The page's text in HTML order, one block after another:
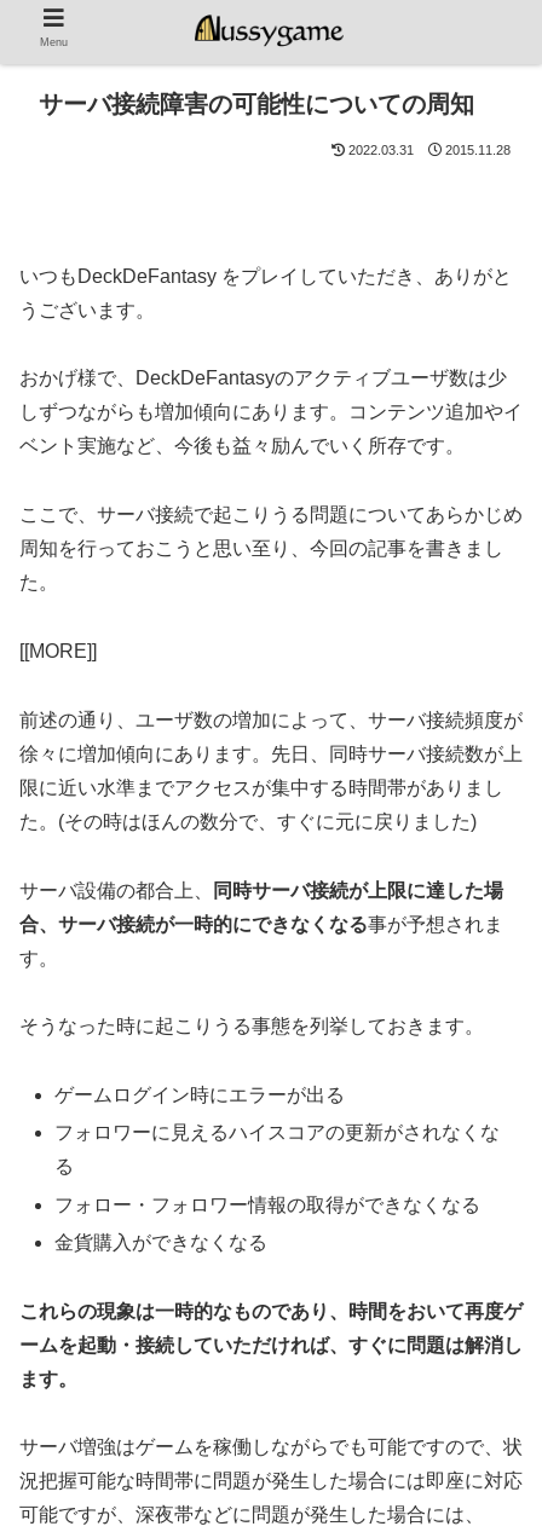
サーバ接続障害の可能性についての周知
2022.03.31 2015.11.28
いつもDeckDeFantasy をプレイしていただき、ありがと
うございます。
おかげ様で、DeckDeFantasyのアクティブユーザ数は少
しずつながらも増加傾向にあります。コンテンツ追加やイ
ベント実施など、今後も益々励んでいく所存です。
ここで、サーバ接続で起こりうる問題についてあらかじめ
周知を行っておこうと思い至り、今回の記事を書きまし
た。
[[MORE]]
前述の通り、ユーザ数の増加によって、サーバ接続頻度が
徐々に増加傾向にあります。先日、同時サーバ接続数が上
限に近い水準までアクセスが集中する時間帯がありまし
た。(その時はほんの数分で、すぐに元に戻りました)
サーバ設備の都合上、
同時サーバ接続が上限に達した場
合、サーバ接続が一時的にできなくなる事が予想されま
す。
そうなった時に起こりうる事態を列挙しておきます。
ゲームログイン時にエラーが出る
フォロワーに見えるハイスコアの更新がされなくな
る
フォロー・フォロワー情報の取得ができなくなる
金貨購入ができなくなる
これらの現象は一時的なものであり、時間をおいて再度ゲ
ームを起動・接続していただければ、すぐに問題は解消し
ます。
サーバ増強はゲームを稼働しながらでも可能ですので、状
況把握可能な時間帯に問題が発生した場合には即座に対応
可能ですが、深夜帯などに問題が発生した場合には、
Menu